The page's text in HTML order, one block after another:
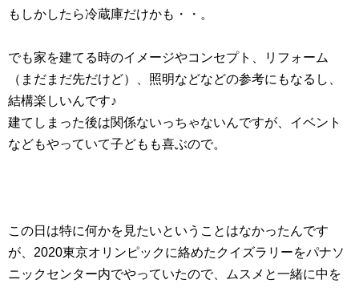
もしかしたら冷蔵庫だけかも・・。
でも家を建てる時のイメージやコンセプト、リフォーム
（まだまだ先だけど）、照明などなどの参考にもなるし、
結構楽しいんです♪
建てしまった後は関係ないっちゃないんですが、イベント
などもやっていて子どもも喜ぶので。
この日は特に何かを見たいということはなかったんです
が、2020東京オリンピックに絡めたクイズラリーをパナソ
ニックセンター内でやっていたので、ムスメと一緒に中を